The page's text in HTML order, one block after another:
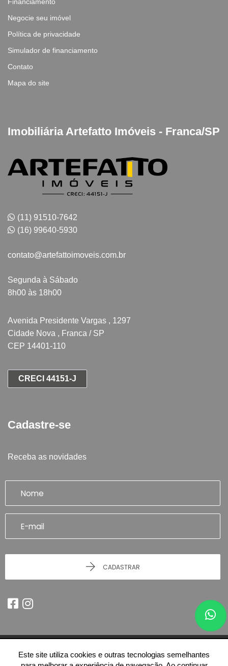
Negocie seu imóvel
Política de privacidade
Simulador de financiamento
Contato
Mapa do site
Imobiliária Artefatto Imóveis - Franca/SP
(11) 91510-7642
(16) 99640-5930
contato@artefattoimoveis.com.br
Segunda à Sábado
8h00 às 18h00
Avenida Presidente Vargas , 1297
Cidade Nova , Franca / SP
CEP 14401-110
CRECI 44151-J
Cadastre-se
Receba as novidades
CADASTRAR
© 2026 - Imobiliária Artefatto Imóveis - Franca/SP -51.614.978/0001-84
Este site utiliza cookies e outras tecnologias semelhantes